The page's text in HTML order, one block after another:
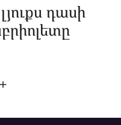
դասի